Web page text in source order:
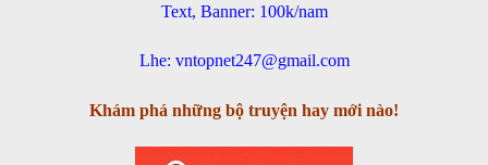
Text, Banner: 100k/nam
Lhe: vntopnet247@gmail.com
Khám phá những bộ truyện hay mới nào!